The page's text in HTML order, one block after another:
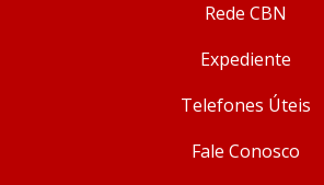
Rede CBN
Expediente
Telefones Úteis
Fale Conosco